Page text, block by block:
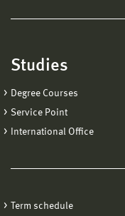
Studies
Degree Courses
Service Point
International Office
Term schedule